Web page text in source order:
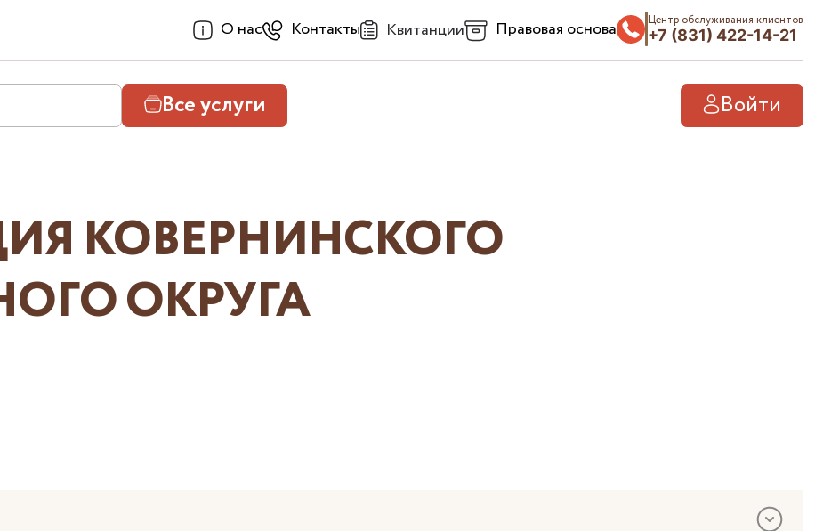
О нас Контакты Квитанции Правовая основа Центр обслуживания клиентов
+7 (831) 422-14-21
Все услуги Войти
КОВЕРНИНСКОГО
ОКРУГА